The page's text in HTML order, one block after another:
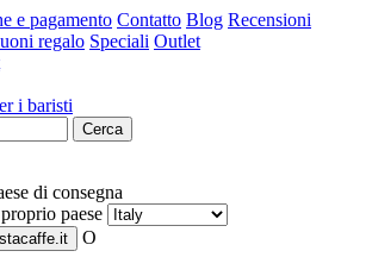
e pagamento Contatto Blog Recensioni
regalo Speciali Outlet
i baristi
Cerca
di consegna
paese
O